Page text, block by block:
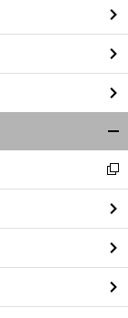
閉
る
新
し
い
ウ
ィ
ン
ド
ウ